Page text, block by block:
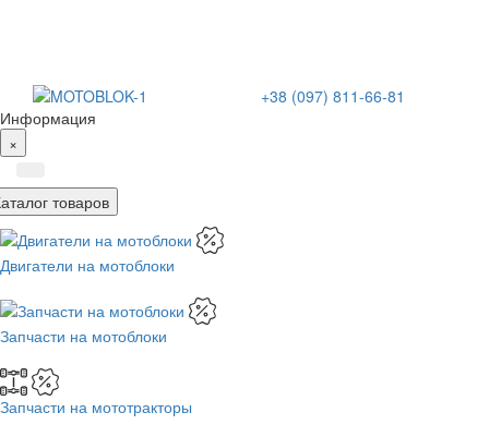
+38 (097) 811-66-81
Информация
×
товаров
Двигатели на мотоблоки
Запчасти на мотоблоки
Запчасти на мототракторы